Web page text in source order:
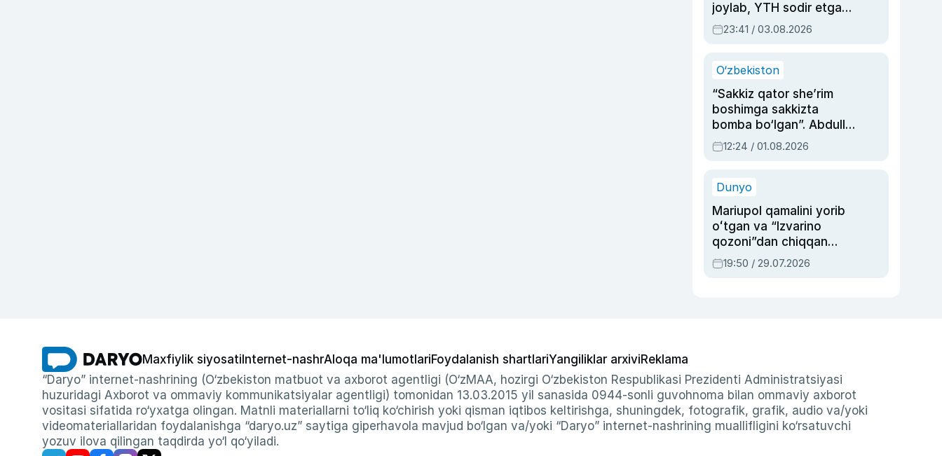
joylab, YTH sodir etgan
ayolga sud hukmi o‘qildi
23:41 / 03.08.2026
O‘zbekiston
“Sakkiz qator she’rim
boshimga sakkizta
bomba bo‘lgan”. Abdulla
Oripovni siyosiy
ayblovlardan asrab
12:24 / 01.08.2026
Dunyo
Mariupol qamalini yorib
oʻtgan va “Izvarino
qozoni”dan chiqqan
qahramon — Ukraina
armiyasi bosh
19:50 / 29.07.2026
Maxfiylik siyosati Internet-nashrAloqa ma'lumotlariFoydalanish shartlariYangiliklar arxiviReklama
“Daryo” internet-nashrining (O‘zbekiston matbuot va axborot agentligi (O‘zMAA, hozirgi O‘zbekiston Respublikasi Prezidenti Administratsiyasi
huzuridagi Axborot va ommaviy kommunikatsiyalar agentligi) tomonidan 13.03.2015 yil sanasida 0944-sonli guvohnoma bilan ommaviy axborot
vositasi sifatida ro‘yxatga olingan. Matnli materiallarni to‘liq ko‘chirish yoki qisman iqtibos keltirishga, shuningdek, fotografik, grafik, audio va/yoki
videomateriallaridan foydalanishga “daryo.uz” saytiga giperhavola mavjud bo‘lgan va/yoki “Daryo” internet-nashrining muallifligini ko‘rsatuvchi
yozuv ilova qilingan taqdirda yo‘l qo‘yiladi.